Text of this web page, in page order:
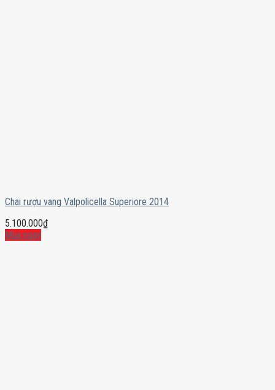
Chai rượu vang Valpolicella Superiore 2014
5.100.000₫
Mua ngay